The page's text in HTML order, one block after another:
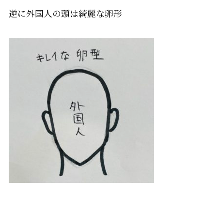
逆に外国人の頭は綺麗な卵形